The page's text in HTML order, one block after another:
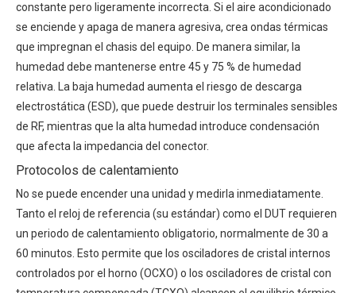
constante pero ligeramente incorrecta. Si el aire acondicionado
se enciende y apaga de manera agresiva, crea ondas térmicas
que impregnan el chasis del equipo. De manera similar, la
humedad debe mantenerse entre 45 y 75 % de humedad
relativa. La baja humedad aumenta el riesgo de descarga
electrostática (ESD), que puede destruir los terminales sensibles
de RF, mientras que la alta humedad introduce condensación
que afecta la impedancia del conector.
Protocolos de calentamiento
No se puede encender una unidad y medirla inmediatamente.
Tanto el reloj de referencia (su estándar) como el DUT requieren
un periodo de calentamiento obligatorio, normalmente de 30 a
60 minutos. Esto permite que los osciladores de cristal internos
controlados por el horno (OCXO) o los osciladores de cristal con